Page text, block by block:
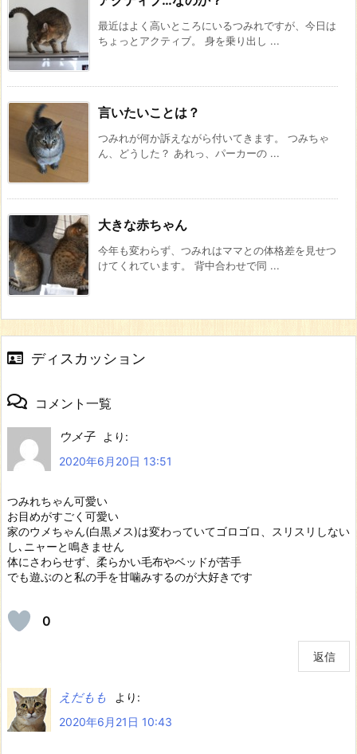
最近はよく高いところにいるつみれですが、今日は
ちょっとアクティブ。 身を乗り出し ...
言いたいことは？
つみれが何か訴えながら付いてきます。 つみちゃ
ん、どうした？ あれっ、パーカーの ...
大きな赤ちゃん
今年も変わらず、つみれはママとの体格差を見せつ
けてくれています。 背中合わせで同 ...
ディスカッション
コメント一覧
ウメ子
より:
2020年6月20日 13:51
つみれちゃん可愛い
お目めがすごく可愛い
家のウメちゃん(白黒メス)は変わっていてゴロゴロ、スリスリしない
し､ニャーと鳴きません
体にさわらせず、柔らかい毛布やベッドが苦手
でも遊ぶのと私の手を甘噛みするのが大好きです
0
返信
えだもも
より:
2020年6月21日 10:43